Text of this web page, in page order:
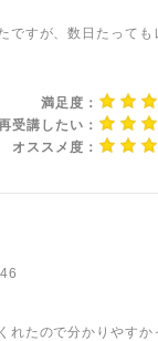
ですが、数日たって
満足度：
受講したい：
オススメ度：
れたので分かりやすか